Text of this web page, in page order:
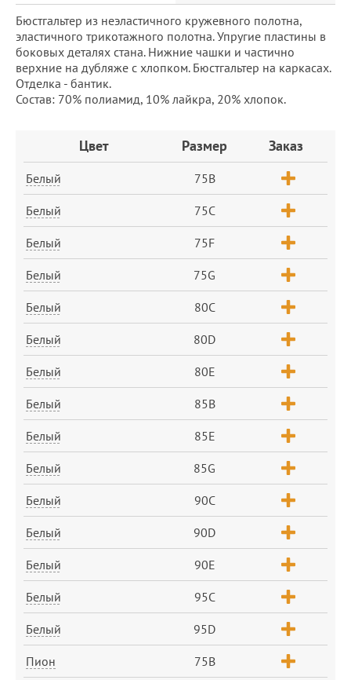
Бюстгальтер из неэластичного кружевного полотна,
эластичного трикотажного полотна. Упругие пластины в
боковых деталях стана. Нижние чашки и частично
верхние на дубляже с хлопком. Бюстгальтер на каркасах.
Отделка - бантик.
Состав: 70% полиамид, 10% лайкра, 20% хлопок.
Цвет Размер Заказ
Белый 75B
Белый 75C
Белый 75F
Белый 75G
Белый 80C
Белый 80D
Белый 80E
Белый 85B
Белый 85E
Белый 85G
Белый 90C
Белый 90D
Белый 90E
Белый 95C
Белый 95D
Пион 75B